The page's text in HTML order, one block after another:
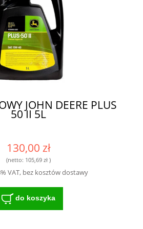
JOHN DEERE PLUS
50 II 5L
130,00 zł
(netto: 105,69 zł)
VAT, bez kosztów dostawy
do koszyka